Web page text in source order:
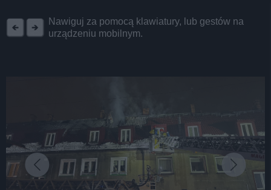
Nawiguj za pomocą klawiatury, lub gestów na
urządzeniu mobilnym.